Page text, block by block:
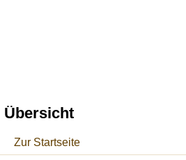
Übersicht
Zur Startseite